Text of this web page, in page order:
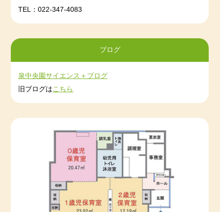
（2024）年４月１日生》 ３名
見学や詳しい内容などは、直接当園にお
＊＊＊＊＊＊＊＊＊＊＊＊＊＊＊＊＊＊＊＊＊＊＊＊
＊＊＊＊＊＊＊＊＊＊＊＊＊＊＊＊
☆彡
（2025）年４月１日生》 ２名
見学や詳しい内容などは、直接当園にお
＊＊＊＊＊＊＊＊＊＊＊＊＊＊＊＊＊＊＊＊＊＊＊＊
＊＊＊＊＊＊＊＊＊＊＊＊＊＊＊＊
********************************************************************
**************
☆彡【令和７年度 入園申込・予約も受付ます！！】
2023-04-14 2023年3月度
2023-03-09 2023年2月度
2023-02-04 2023年1月度
2022年12月度
2022-11-22 2022年10月度
2022-07-29 2022年7月度
TEL：022-347-4083
ブログ
泉中央園サイエンス＋ブログ
旧ブログは こちら